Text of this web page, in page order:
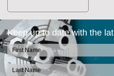
Keep up to date with the